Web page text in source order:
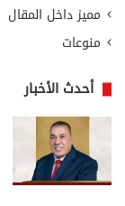
مميز داخل المقال
منوعات
أحدث الأخبار